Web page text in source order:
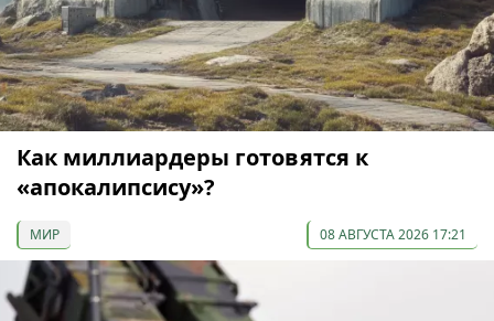
Как миллиардеры готовятся к
«апокалипсису»?
МИР 08 АВГУСТА 2026 17:21